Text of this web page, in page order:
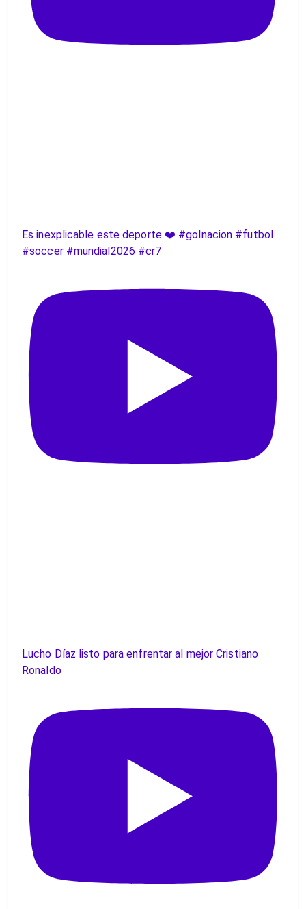
Es inexplicable este deporte ❤️ #golnacion #futbol
#soccer #mundial2026 #cr7
Lucho Díaz listo para enfrentar al mejor Cristiano
Ronaldo